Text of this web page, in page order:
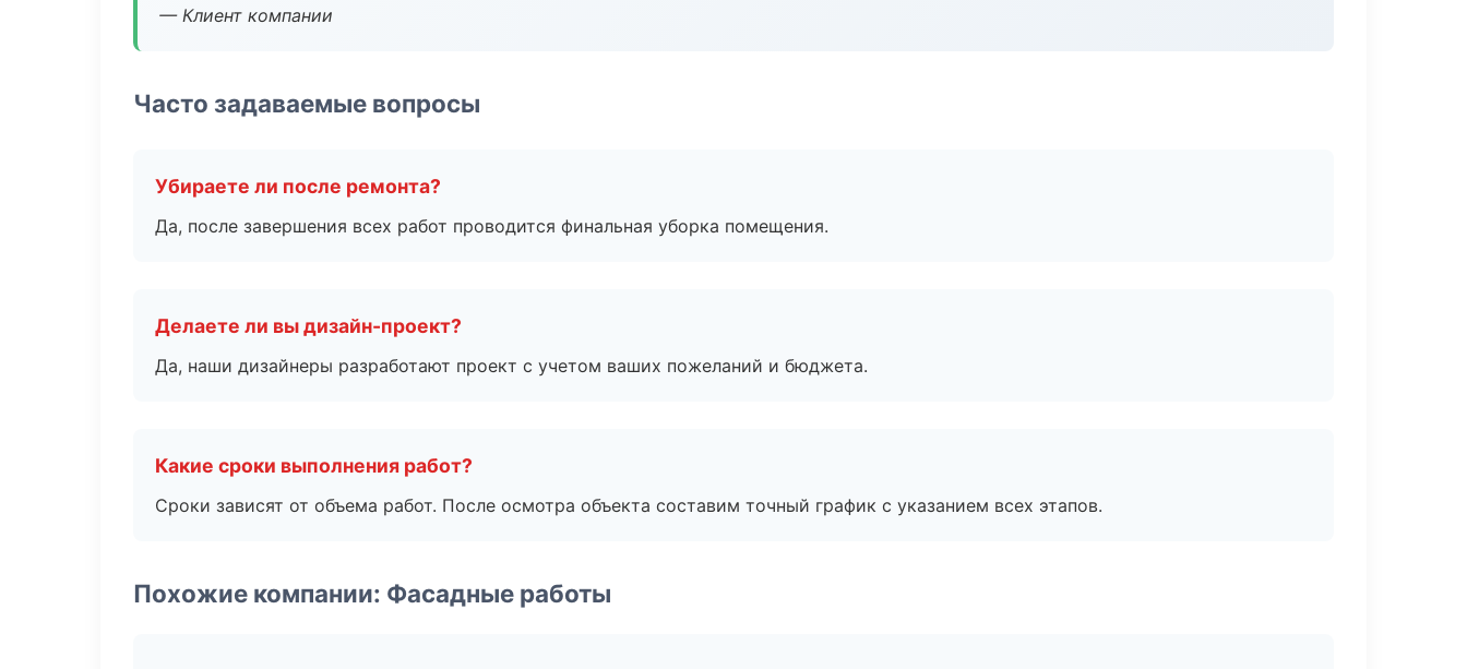
— Клиент компании
Часто задаваемые вопросы
Убираете ли после ремонта?
Да, после завершения всех работ проводится финальная уборка помещения.
Делаете ли вы дизайн-проект?
Да, наши дизайнеры разработают проект с учетом ваших пожеланий и бюджета.
Какие сроки выполнения работ?
Сроки зависят от объема работ. После осмотра объекта составим точный график с указанием всех этапов.
Похожие компании: Фасадные работы